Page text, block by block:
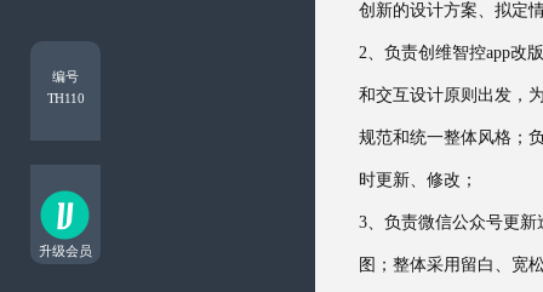
编号
TH110
升级会员
创新的设计方案、拟定
2、负责创维智控app改
和交互设计原则出发，
规范和统一整体风格；
时更新、修改；
3、负责微信公众号更
图；整体采用留白、宽